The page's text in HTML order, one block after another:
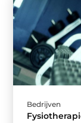
Bedrijven